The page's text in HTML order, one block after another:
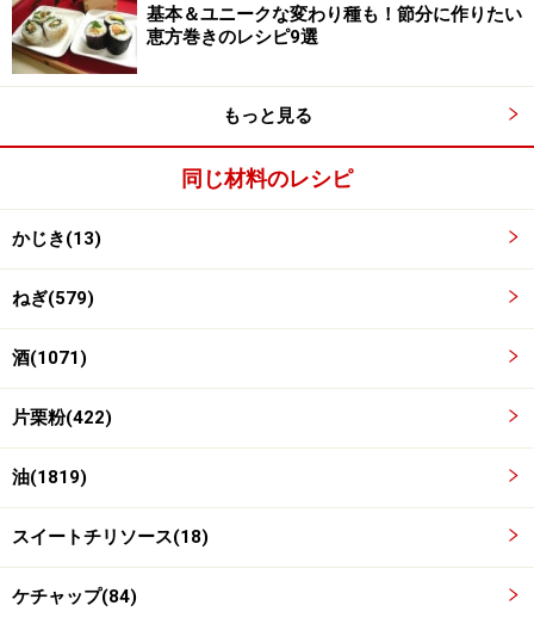
油をひいて中火でフライパンを温め、1を焼き目がつく
まで両面焼く。
基本＆ユニークな変わり種も！節分に作りたい
恵方巻きのレシピ9選
もっと見る
同じ材料のレシピ
かじき(13)
ねぎ(579)
酒(1071)
片栗粉(422)
油(1819)
スイートチリソース(18)
ケチャップ(84)